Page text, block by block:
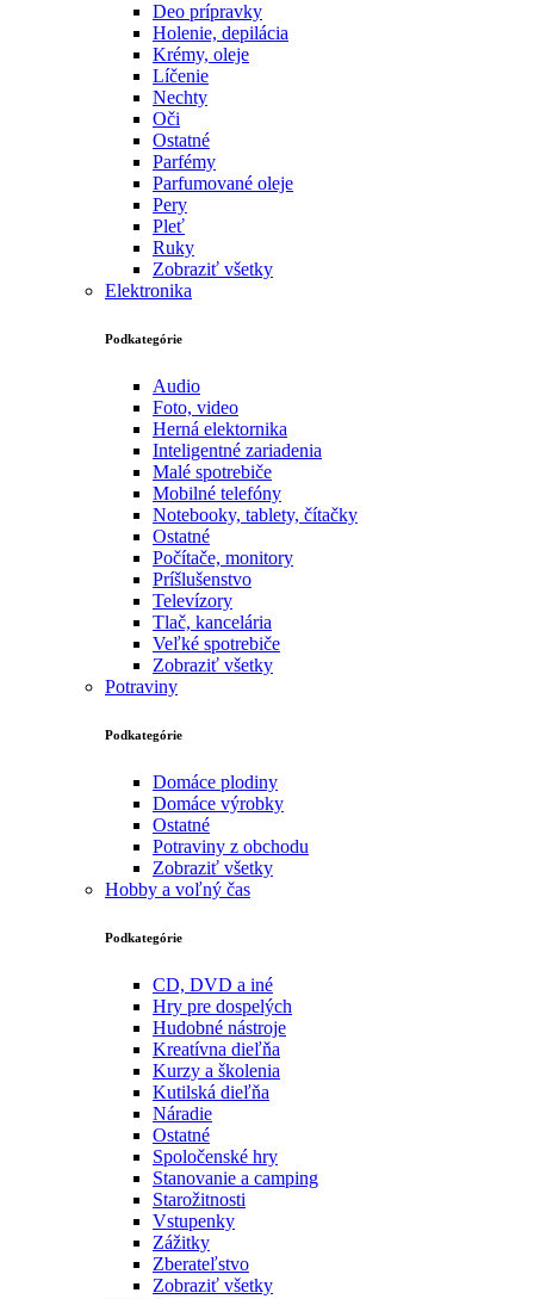
Deo prípravky
Holenie, depilácia
Krémy, oleje
Líčenie
Nechty
Oči
Ostatné
Parfémy
Parfumované oleje
Pery
Pleť
Ruky
Zobraziť všetky
Elektronika
Podkategórie
Audio
Foto, video
Herná elektornika
Inteligentné zariadenia
Malé spotrebiče
Mobilné telefóny
Notebooky, tablety, čítačky
Ostatné
Počítače, monitory
Príšlušenstvo
Televízory
Tlač, kancelária
Veľké spotrebiče
Zobraziť všetky
Potraviny
Podkategórie
Domáce plodiny
Domáce výrobky
Ostatné
Potraviny z obchodu
Zobraziť všetky
Hobby a voľný čas
Podkategórie
CD, DVD a iné
Hry pre dospelých
Hudobné nástroje
Kreatívna dieľňa
Kurzy a školenia
Kutilská dieľňa
Náradie
Ostatné
Spoločenské hry
Stanovanie a camping
Starožitnosti
Vstupenky
Zážitky
Zberateľstvo
Zobraziť všetky